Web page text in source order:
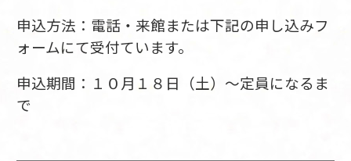
申込方法：電話・来館または下記の申し込みフ
ォームにて受付ています。
申込期間：１０ 月１８日（土）～定員になるま
で